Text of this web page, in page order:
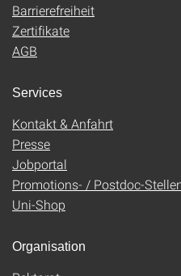
Barrierefreiheit
Zertifikate
AGB
Services
Kontakt & Anfahrt
Presse
Jobportal
Promotions- / Postdoc-
Uni-Shop
Organisation